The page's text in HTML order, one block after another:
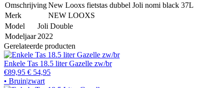
OmschrijvingNew Looxs fietstas dubbel Joli nomi black 37L
Merk
NEW LOOXS
Model
Joli Double
Modeljaar 2022
Gerelateerde producten
Enkele Tas 18.5 liter Gazelle zw/br
€89,95 € 54,95
• Bruin|zwart